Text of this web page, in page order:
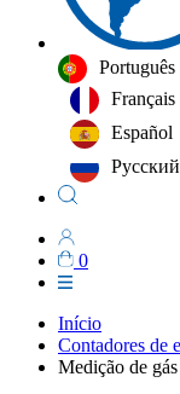
Português
Français
Español
Русский
0
Início
Contadores de
Medição de gás